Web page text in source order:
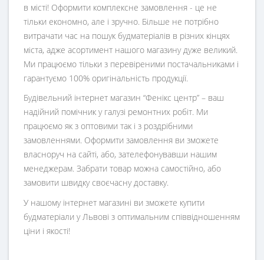
в місті! Оформити комплексне замовлення - це не
тільки економно, але і зручно. Більше не потрібно
витрачати час на пошук будматеріалів в різних кінцях
міста, адже асортимент нашого магазину дуже великий.
Ми працюємо тільки з перевіреними постачальниками і
гарантуємо 100% оригінальність продукції.
Будівельний інтернет магазин “Фенікс центр” – ваш
надійний помічник у галузі ремонтних робіт. Ми
працюємо як з оптовими так і з роздрібними
замовленнями. Оформити замовлення ви зможете
власноруч на сайті, або, зателефонувавши нашим
менеджерам. Забрати товар можна самостійно, або
замовити швидку своєчасну доставку.
У нашому інтернет магазині ви зможете купити
будматеріали у Львові з оптимальним співвідношенням
ціни і якості!